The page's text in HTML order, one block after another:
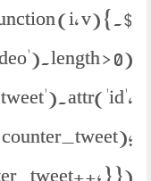
(i, v) {
> 0)
} });